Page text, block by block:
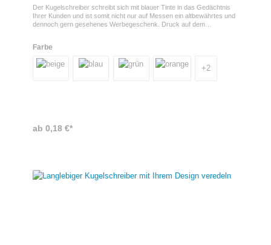
Der Kugelschreiber schreibt sich mit blauer Tinte in das Gedächtnis
Ihrer Kunden und ist somit nicht nur auf Messen ein altbewährtes und
dennoch gern gesehenes Werbegeschenk. Druck auf dem
gegenüber des Clips platziert werden soll. Zudem gibt es noch die
Möglichkeit auf der rechten und linken Seite zwischen Spitze und den
silbernen Ringen Ihr Logo zu drucken.Produkteigenschaften Dieser
Farbe
+2
ab 0,18 €*